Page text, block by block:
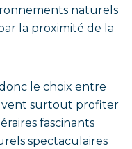
naturels
la proximité de la
le choix entre
surtout profiter
fascinants
spectaculaires